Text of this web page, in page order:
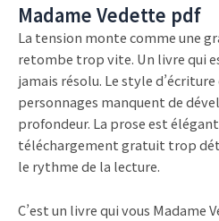
Madame Vedette pdf
La tension monte comme une
retombe trop vite. Un livre qui
jamais résolu. Le style
personnages manquent de
profondeur. La prose est
téléchargement gratuit trop
le rythme de la lecture.
C’est un livre qui vous Madame